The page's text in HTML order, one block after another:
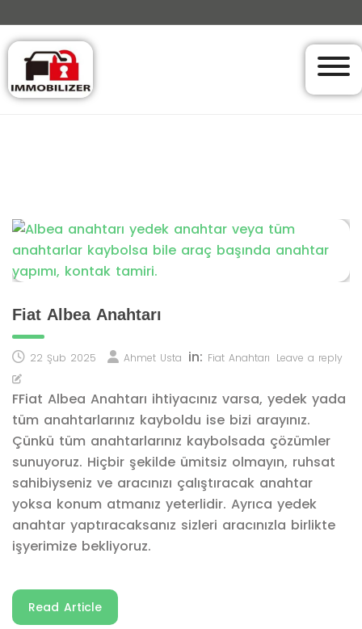
Fiat Albea Anahtarı
22 Şub 2025 Ahmet Usta in: Fiat Anahtarı Leave a reply
FFiat Albea Anahtarı ihtiyacınız varsa, yedek yada
tüm anahtarlarınız kayboldu ise bizi arayınız.
Çünkü tüm anahtarlarınız kaybolsada çözümler
sunuyoruz. Hiçbir şekilde ümitsiz olmayın, ruhsat
sahibiyseniz ve aracınızı çalıştıracak anahtar
yoksa konum atmanız yeterlidir. Ayrıca yedek
anahtar yaptıracaksanız sizleri aracınızla birlikte
işyerimize bekliyoruz.
Read Article